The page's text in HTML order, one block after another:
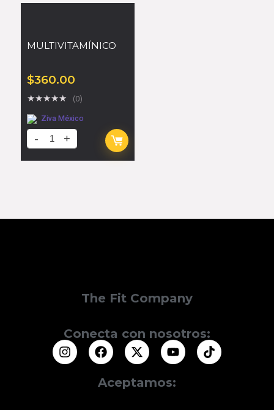
MULTIVITAMÍNICO
$360.00
★★★★★ (0)
Ziva México
The Fit Company
Conecta con nosotros:
Aceptamos: